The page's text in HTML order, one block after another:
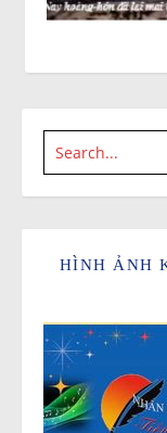
HÌNH ẢNH